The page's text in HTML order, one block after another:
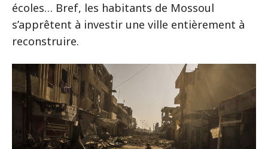
écoles… Bref, les habitants de Mossoul
s’apprêtent à investir une ville entièrement à
reconstruire.